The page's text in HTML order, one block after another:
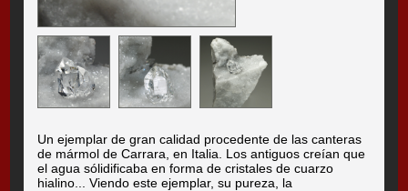
Un ejemplar de gran calidad procedente de las canteras
de mármol de Carrara, en Italia. Los antiguos creían que
el agua sólidificaba en forma de cristales de cuarzo
hialino... Viendo este ejemplar, su pureza, la